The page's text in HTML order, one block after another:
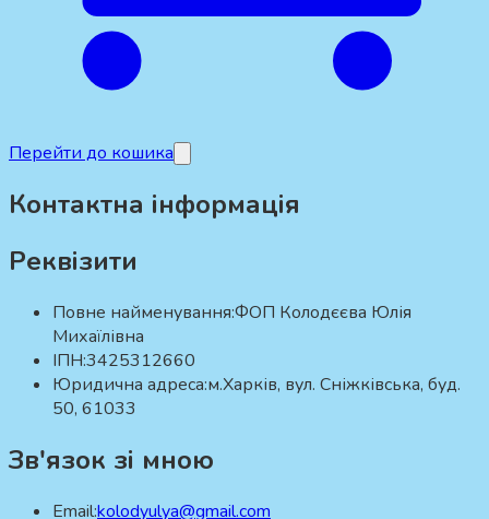
Перейти до кошика
Контактна інформація
Реквізити
Повне найменування:ФОП Колодєєва Юлія
Михаїлівна
ІПН:3425312660
Юридична адреса:м.Харків, вул. Сніжківська, буд.
50, 61033
Зв'язок зі мною
Email:kolodyulya@gmail.com